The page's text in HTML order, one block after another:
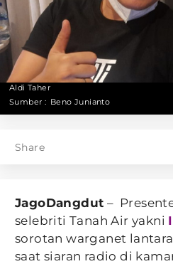
Aldi Taher
Sumber : Beno Junianto
Share
JagoDangdut –
selebriti Tanah Air yakni
sorotan warganet
saat siaran radio di